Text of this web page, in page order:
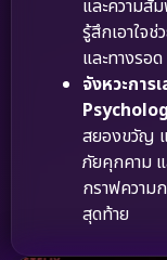
และความสั
รู้สึกเอาใจ
และทางรอด
จังหวะกา
สยองขวัญ
ภัยคุกคาม
กราฟความ
สุดท้าย